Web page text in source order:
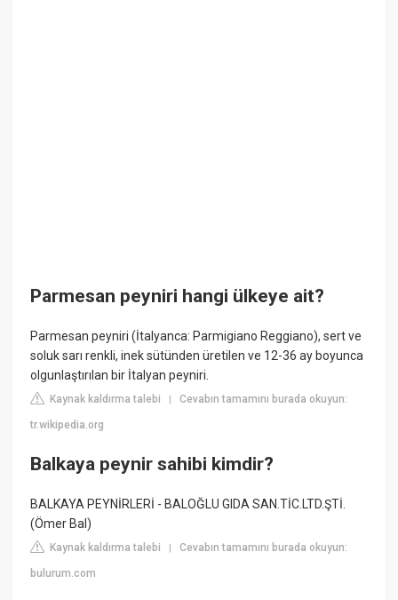
Parmesan peyniri hangi ülkeye ait?
Parmesan peyniri (İtalyanca: Parmigiano Reggiano), sert ve
soluk sarı renkli, inek sütünden üretilen ve 12-36 ay boyunca
olgunlaştırılan bir İtalyan peyniri.
Kaynak kaldırma talebi |Cevabın tamamını burada okuyun:
tr.wikipedia.org
Balkaya peynir sahibi kimdir?
BALKAYA PEYNİRLERİ - BALOĞLU GIDA SAN.TİC.LTD.ŞTİ.
(Ömer Bal)
Kaynak kaldırma talebi |Cevabın tamamını burada okuyun:
bulurum.com